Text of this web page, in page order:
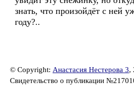
знать, что произойдёт с ней
году?..
© Copyright: Анастасия Нестерова 3,
Свидетельство о публикации